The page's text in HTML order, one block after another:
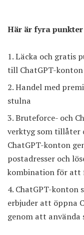
Här är fyra
Läcka och gratis
till ChatGPT-konton
Handel med
stulna
Bruteforce- och
verktyg som tillåter
ChatGPT-konton
postadresser och
kombination för
ChatGPT-konton
erbjuder att öppna
genom att